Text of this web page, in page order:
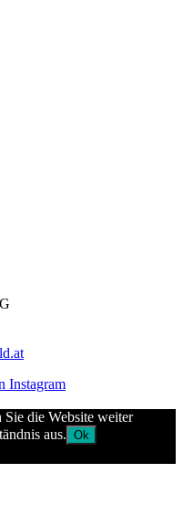
Sie die Website weiter
aus. Ok